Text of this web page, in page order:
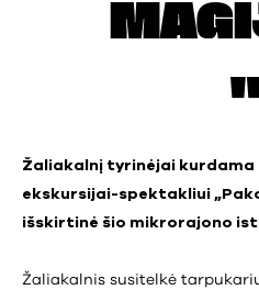
Žaliakalnį tyrinėjai
ekskursijai-spektakliui
išskirtinė šio mikrorajono
Žaliakalnis susitelkė